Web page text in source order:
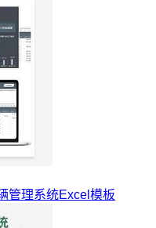
管理系统Excel模板